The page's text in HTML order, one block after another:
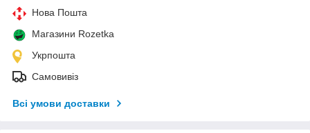
Нова Пошта
Магазини Rozetka
Укрпошта
Самовивіз
Всі умови доставки